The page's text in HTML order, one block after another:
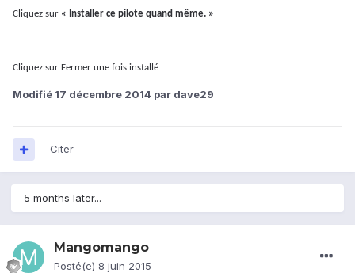
Cliquez sur « Installer ce pilote quand même. »
Cliquez sur Fermer une fois installé
Modifié 17 décembre 2014 par dave29
Citer
5 months later...
Mangomango
Posté(e) 8 juin 2015